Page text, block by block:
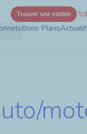
Bons Plans
Trouver une station